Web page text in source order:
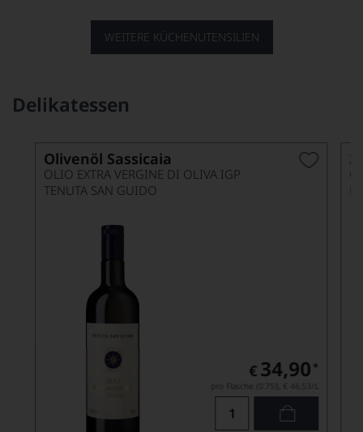
WEITERE KÜCHENUTENSILIEN
Delikatessen
Olivenöl Sassicaia
OLIO EXTRA VERGINE DI OLIVA IGP
TENUTA SAN GUIDO
€ 34,90 *
pro Flasche (0.75l), € 46,53 /L